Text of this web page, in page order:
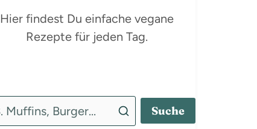
Hier findest Du einfache vegane
Rezepte für jeden Tag.
Suche